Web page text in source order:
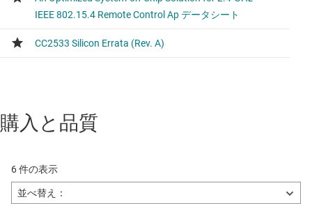
購入と品質